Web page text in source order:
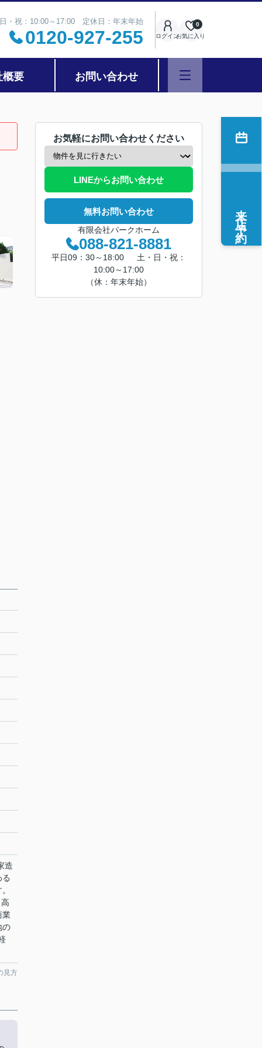
・祝：10:00～17:00 定休日：年末年始
0120-927-255 ログインお気に入り
0
概要 お問い合わせ
造
業
の
見方
お気軽にお問い合わせください
LINEからお問い合わせ
無料お問い合わせ
有限会社パークホーム
088-821-8881
平日09：30～18:00 土・日・祝：
10:00～17:00
（休：年末年始）
来店予約